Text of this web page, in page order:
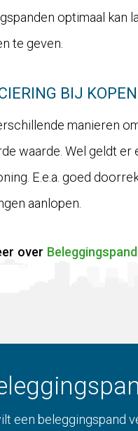
optimaal kan
te geven.
BIJ
manieren
waarde. Wel geldt
E.e.a. goed
aanlopen.
over
een beleggingspand